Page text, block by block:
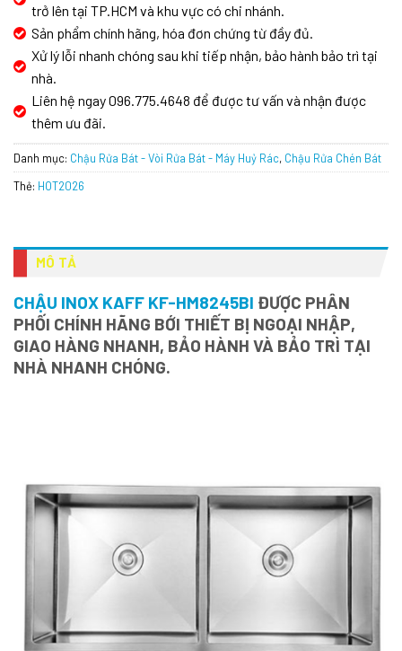
trở lên tại TP.HCM và khu vực có chi nhánh.
Sản phẩm chính hãng, hóa đơn chứng từ đầy đủ.
Xử lý lỗi nhanh chóng sau khi tiếp nhận, bảo hành bảo trì tại
nhà.
Liên hệ ngay 096.775.4648 để được tư vấn và nhận được
thêm ưu đãi.
Danh mục: Chậu Rửa Bát - Vòi Rửa Bát - Máy Huỷ Rác, Chậu Rửa Chén Bát
Thẻ: HOT2026
MÔ TẢ
CHẬU INOX KAFF KF-HM8245BI ĐƯỢC PHÂN
PHỐI CHÍNH HÃNG BỚI THIẾT BỊ NGOẠI NHẬP,
GIAO HÀNG NHANH, BẢO HÀNH VÀ BẢO TRÌ TẠI
NHÀ NHANH CHÓNG.